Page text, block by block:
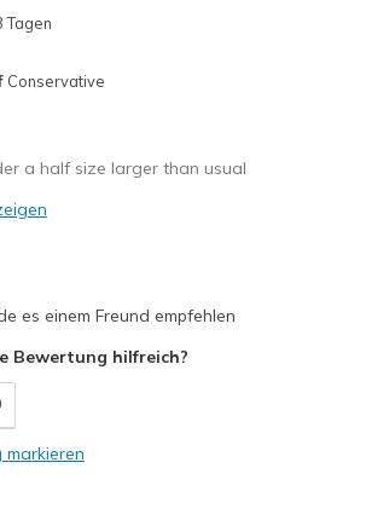
Feels true to size
Tagen
Conservative
a half size larger than usual
es einem Freund empfehlen
Bewertung hilfreich?
markieren